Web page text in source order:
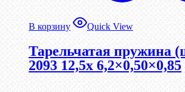
В корзину Quick View
Тарельчатая пружина
2093 12,5x 6,2×0,50×0,85